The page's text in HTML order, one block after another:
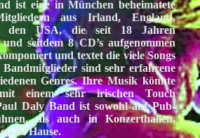
ist eine in München beheimatete
aus Irland, England,
den USA, die seit 18 Jahren
und seitdem 8 CD’s aufgenommen
und textet die viele Songs
sind sehr erfahrene
Genres. Ihre Musik könnte
einem sehr irischen Touch
Daly Band ist sowohl auf Pub-
als auch in Konzerthallen,
zu Hause.